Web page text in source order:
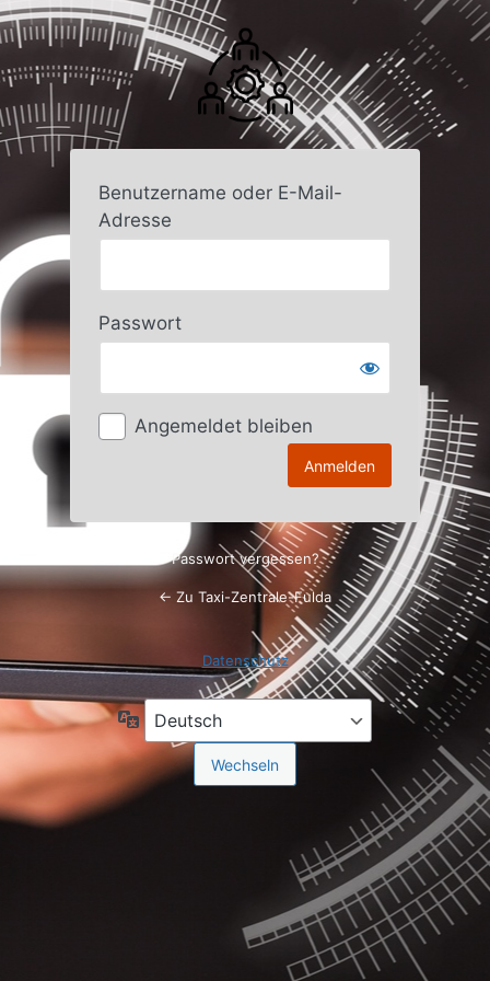
Anmelden
Benutzername oder E-Mail-
Adresse
Passwort
Angemeldet bleiben
Passwort vergessen?
← Zu Taxi-Zentrale-Fulda
Datenschutz
Sprache